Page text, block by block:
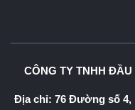
CÔNG TY TNHH
Địa chỉ: 76 Đường số 4,